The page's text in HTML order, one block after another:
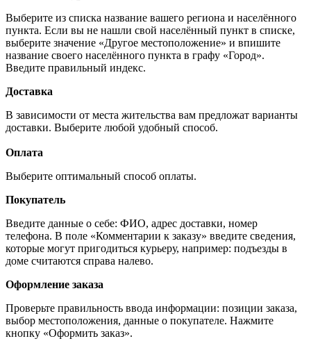
Выберите из списка название вашего региона и населённого
пункта. Если вы не нашли свой населённый пункт в списке,
выберите значение «Другое местоположение» и впишите
название своего населённого пункта в графу «Город».
Введите правильный индекс.
Доставка
В зависимости от места жительства вам предложат варианты
доставки. Выберите любой удобный способ.
Оплата
Выберите оптимальный способ оплаты.
Покупатель
Введите данные о себе: ФИО, адрес доставки, номер
телефона. В поле «Комментарии к заказу» введите сведения,
которые могут пригодиться курьеру, например: подъезды в
доме считаются справа налево.
Оформление заказа
Проверьте правильность ввода информации: позиции заказа,
выбор местоположения, данные о покупателе. Нажмите
кнопку «Оформить заказ».